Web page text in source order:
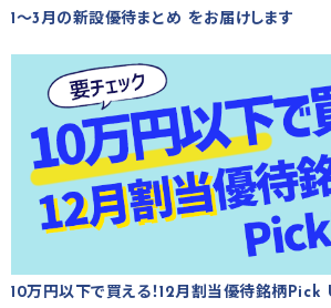
1～3月の新設優待まとめ をお届けします
10万円以下で買える！12月割当優待銘柄Pick